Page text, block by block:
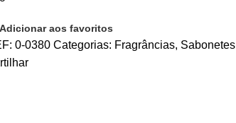
Adicionar aos favoritos
0-0380 Categorias: Fragrâncias, Sabonetes